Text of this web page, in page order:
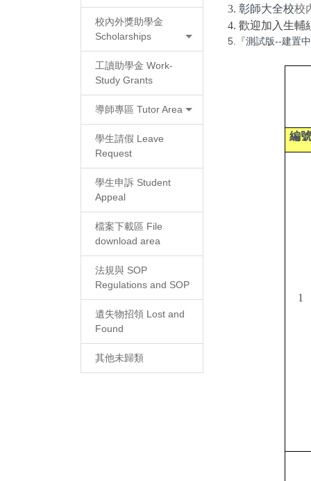
校內外獎助學金
Scholarships
工讀助學金 Work-
Study Grants
導師專區 Tutor Area
學生請假 Leave
Request
學生申訴 Student
Appeal
檔案下載區 File
download area
法規與 SOP
Regulations and SOP
遺失物招領 Lost and
Found
其他未歸類
3. 彰師大全校校
4.歡迎加入生輔
5.『測試版--建置
編號
1